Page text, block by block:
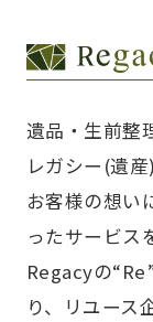
遺品・生前整
レガシー(遺
お客様の想い
ったサービス
Regacyの
り、リユース